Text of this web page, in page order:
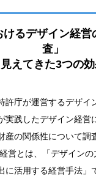
けるデザイン経
査」
見えてきた3つの効
許庁が運営するデザイ
実践したデザイン経営
産の関係性について調
営とは、「デザイン
に活用する経営手法」